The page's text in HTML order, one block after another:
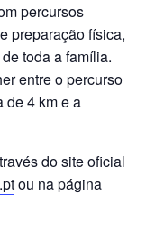
percursos
preparação física,
toda a família.
entre o percurso
de 4 km e a
do site oficial
ou na página